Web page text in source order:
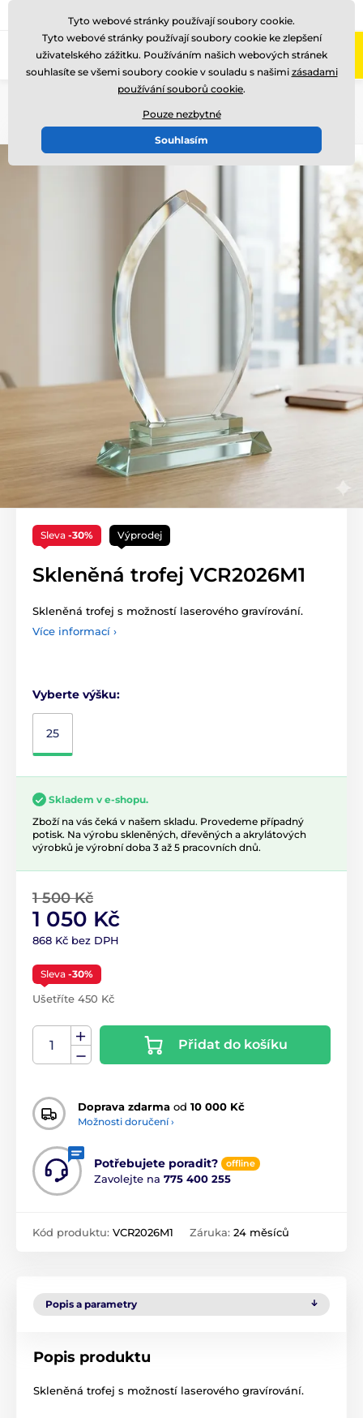
Zavolejte nám (Po-Pá 8-17)
Sleva -30% Výprodej
Skleněná trofej VCR2026M1
Skleněná trofej s možností laserového gravírování.
Více informací ›
Vyberte výšku:
25
Skladem v e-shopu.
Zboží na vás čeká v našem skladu. Provedeme případný
potisk. Na výrobu skleněných, dřevěných a akrylátových
výrobků je výrobní doba 3 až 5 pracovních dnů.
1 500 Kč
1 050 Kč
868 Kč bez DPH
Sleva -30%
Ušetříte 450 Kč
Přidat do košíku
Doprava zdarma od 10 000 Kč
Možnosti doručení ›
Potřebujete poradit? offline
Zavolejte na 775 400 255
Kód produktu: VCR2026M1 Záruka: 24 měsíců
Popis a parametry
Popis produktu
Skleněná trofej s možností laserového gravírování.
Tyto webové stránky používají soubory cookie.
Tyto webové stránky používají soubory cookie ke zlepšení
uživatelského zážitku. Používáním našich webových stránek
souhlasíte se všemi soubory cookie v souladu s našimi zásadami
používání souborů cookie.
Pouze nezbytné
Souhlasím